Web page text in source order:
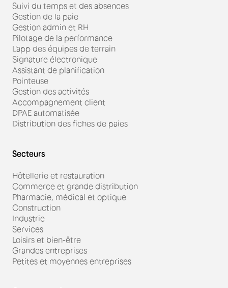
Suivi du temps et des absences
Gestion de la paie
Gestion admin et RH
Pilotage de la performance
L'app des équipes de terrain
Signature électronique
Assistant de planification
Pointeuse
Gestion des activités
Accompagnement client
DPAE automatisée
Distribution des fiches de paies
Secteurs
Hôtellerie et restauration
Commerce et grande distribution
Pharmacie, médical et optique
Construction
Industrie
Services
Loisirs et bien-être
Grandes entreprises
Petites et moyennes entreprises